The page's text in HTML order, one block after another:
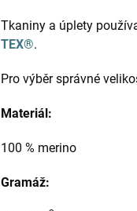
Tkaniny a úplety
TEX®.
Pro výběr správné
Materiál:
100 % merino
Gramáž: